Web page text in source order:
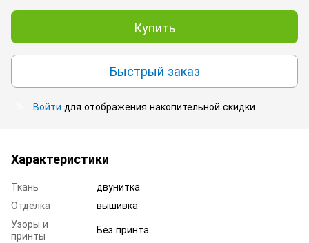
Купить
Быстрый заказ
Войти для отображения накопительной скидки
Характеристики
Ткань
двунитка
Отделка
вышивка
Узоры и
принты
Без принта